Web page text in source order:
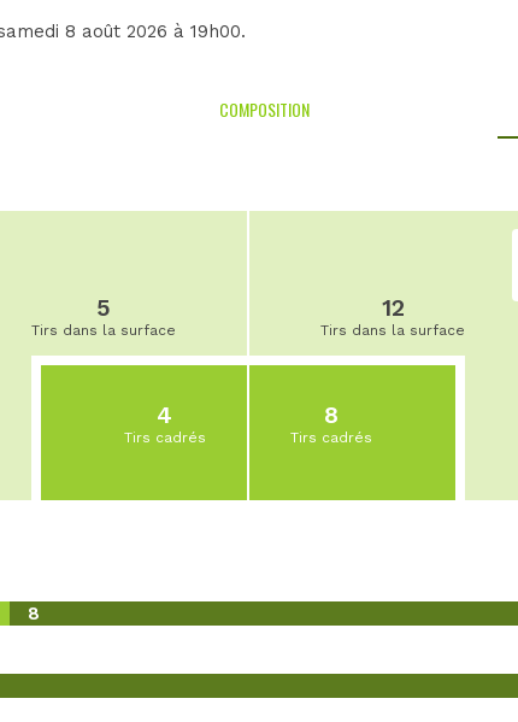
8 août 2026 à 19h00.
COMPOSITION
5
Tirs dans la surface
4
Tirs cadrés
12
Tirs dans la surface
8
Tirs cadrés
8